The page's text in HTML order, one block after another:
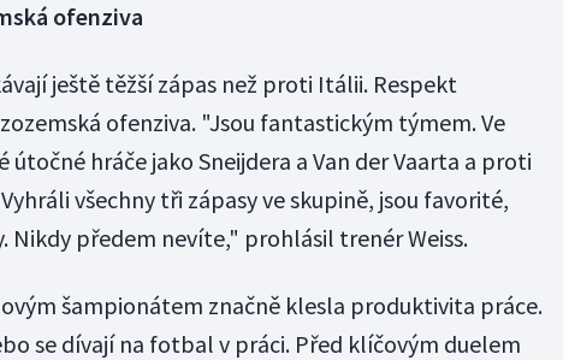
ofenziva
ještě těžší zápas než proti Itálii. Respekt
ofenziva. "Jsou fantastickým týmem. Ve
útočné hráče jako Sneijdera a Van der Vaarta a proti
všechny tři zápasy ve skupině, jsou favorité,
Nikdy předem nevíte," prohlásil trenér Weiss.
šampionátem značně klesla produktivita práce.
se dívají na fotbal v práci. Před klíčovým duelem